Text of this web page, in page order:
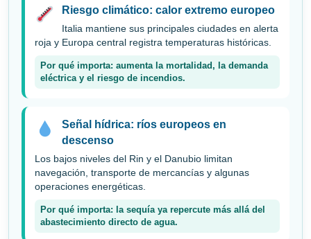
Riesgo climático: calor extremo europeo
Italia mantiene sus principales ciudades en alerta
roja y Europa central registra temperaturas históricas.
Por qué importa: aumenta la mortalidad, la demanda
eléctrica y el riesgo de incendios.
Señal hídrica: ríos europeos en
descenso
Los bajos niveles del Rin y el Danubio limitan
navegación, transporte de mercancías y algunas
operaciones energéticas.
Por qué importa: la sequía ya repercute más allá del
abastecimiento directo de agua.